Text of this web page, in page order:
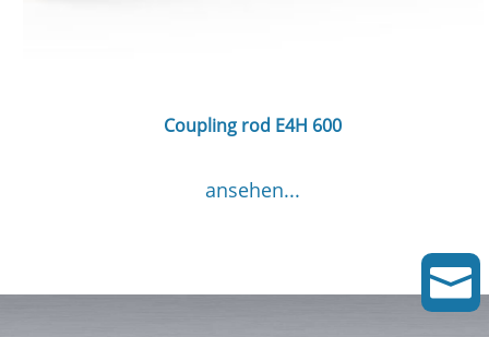
Coupling rod E4H 600
ansehen...
